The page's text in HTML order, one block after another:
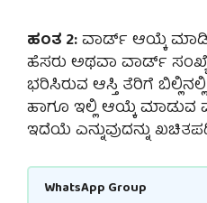
ಹಂತ 2:ವಾರ್ಡ್ ಆಯ್ಕೆ
ಹೆಸರು ಅಥವಾ ವಾರ್ಡ್
ಭರಿಸಿರುವ ಆಸ್ತಿ ತೆರಿಗೆ
ಹಾಗೂ ಇಲ್ಲಿ ಆಯ್ಕೆ ಮಾಡುವ
ಇದೆಯೆ ಎನ್ನುವುದನ್ನು
WhatsApp Group